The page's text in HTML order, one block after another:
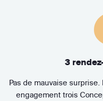
3
Pas de mauvaise
engagement trois